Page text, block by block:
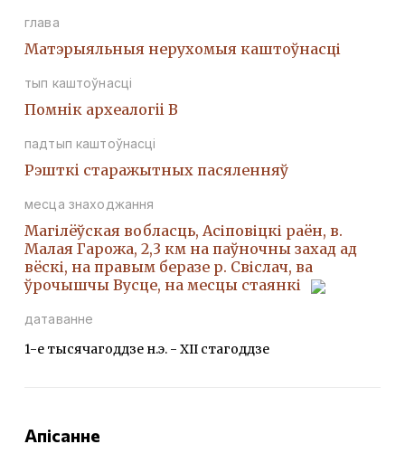
глава
Матэрыяльныя нерухомыя каштоўнасці
тып каштоўнасці
Помнiк археалогii В
падтып каштоўнасці
Рэшткi старажытных пасяленняў
месца знаходжання
Магілёўская вобласць, Асіповіцкі раён, в.
Малая Гарожа, 2,3 км на паўночны захад ад
вёскі, на правым беразе р. Свіслач, ва
ўрочышчы Вусце, на месцы стаянкі
датаванне
1-е тысячагоддзе н.э. - XII стагоддзе
Апісанне